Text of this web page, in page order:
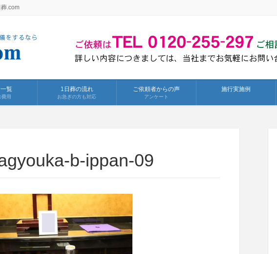
葬.com
覧
費用
1日葬の流れ
お急ぎの方も対応
ご依頼者からの声
アンケート
施行実施例
b-ippan-09